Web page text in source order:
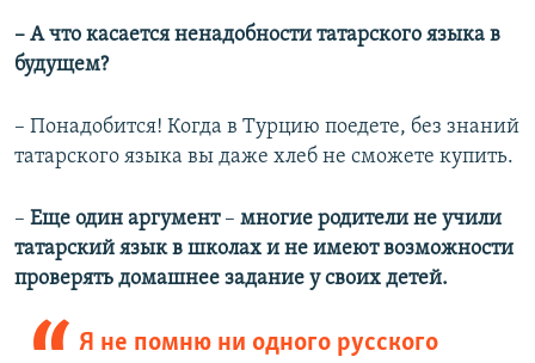
–​ А что касается ненадобности татарского языка в
будущем?
– Понадобится! Когда в Турцию поедете, без знаний
татарского языка вы даже хлеб не сможете купить.
–​ Еще один аргумент –​ многие родители не учили
татарский язык в школах и не имеют возможности
проверять домашнее задание у своих детей.
Я не помню ни одного русского